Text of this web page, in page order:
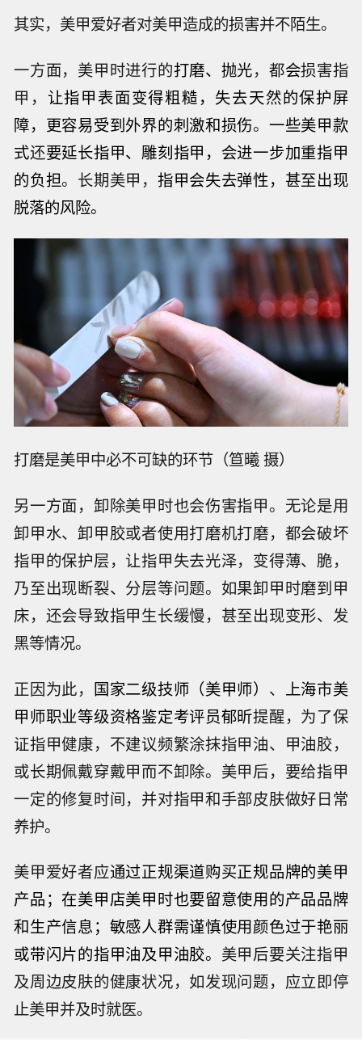
其实，美甲爱好者对美甲造成的损害并不陌生。
一方面，美甲时进行的打磨、抛光，都会损害指
甲， 让指甲表面变得粗糙，失去天然的保护屏
障，更容易受到外界的刺激和损伤。 一些美甲款
式还要延长指甲、雕刻指甲，会进一步加重指甲
的负担。长期美甲， 指甲会失去弹性，甚至出现
脱落的风险。
打磨是美甲中必不可缺的环节（笪曦 摄）
另一方面，卸除美甲时也会伤害指甲。无论是用
卸甲水、卸甲胶或者使用打磨机打磨，都会破坏
指甲的保护层，让指甲失去光泽，变得薄、脆，
乃至出现断裂、分层等问题。如果卸甲时磨到甲
床，还会导致指甲生长缓慢，甚至出现变形、发
黑等情况。
正因为此， 国家二级技师（美甲师） 、 上海市美
甲师职业等级资格鉴定考评员郁昕提醒，为了保
证指甲健康，不建议频繁涂抹指甲油、甲油胶，
或长期佩戴穿戴甲而不卸除。美甲后，要给指甲
一定的修复时间，并对指甲和手部皮肤做好日常
养护。
美甲爱好者应通过正规渠道购买正规品牌的美甲
产品；在美甲店美甲时也要留意使用的产品品牌
和生产信息； 敏感人群需谨慎使用颜色过于艳丽
或带闪片的指甲油及甲油胶。 美甲后要关注指甲
及周边皮肤的健康状况，如发现问题，应立即停
止美甲并及时就医。